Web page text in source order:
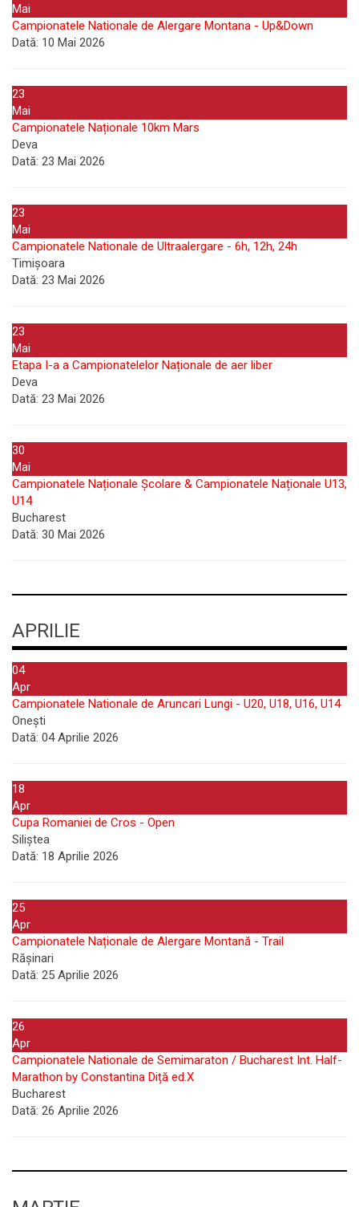
Mai
Campionatele Nationale de Alergare Montana - Up&Down
Dată: 10 Mai 2026
23
Mai
Campionatele Naționale 10km Mars
Deva
Dată: 23 Mai 2026
23
Mai
Campionatele Nationale de Ultraalergare - 6h, 12h, 24h
Timișoara
Dată: 23 Mai 2026
23
Mai
Etapa I-a a Campionatelelor Naționale de aer liber
Deva
Dată: 23 Mai 2026
30
Mai
Campionatele Naționale Școlare & Campionatele Naționale U13,
U14
Bucharest
Dată: 30 Mai 2026
APRILIE
04
Apr
Campionatele Nationale de Aruncari Lungi - U20, U18, U16, U14
Onești
Dată: 04 Aprilie 2026
18
Apr
Cupa Romaniei de Cros - Open
Siliștea
Dată: 18 Aprilie 2026
25
Apr
Campionatele Naționale de Alergare Montană - Trail
Rășinari
Dată: 25 Aprilie 2026
26
Apr
Campionatele Nationale de Semimaraton / Bucharest Int. Half-
Marathon by Constantina Diță ed.X
Bucharest
Dată: 26 Aprilie 2026